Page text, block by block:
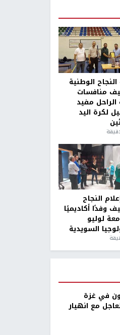
الوطنية
منافسات
مفيد
لكرة اليد
النجاح
وفدًا أكاديميًا
لوليو
السويدية
في غزة
مع انهيار